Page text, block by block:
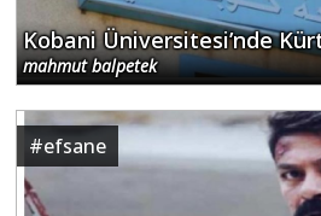
Kobani Üniversitesi’nde
mahmut balpetek
#efsane